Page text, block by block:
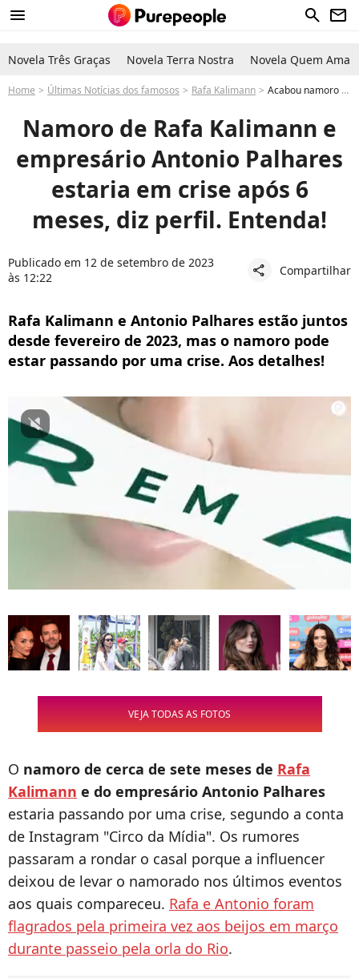
menu search newsletter
Novela Três Graças Novela Terra Nostra Novela Quem Ama
Home Últimas Notícias dos famosos Rafa Kalimann Acabou namoro de Rafa Kalimann e empresário Antonio Palhares? Rumor de crise vem à tona. Entenda!
Namoro de Rafa Kalimann e
empresário Antonio Palhares
estaria em crise após 6
meses, diz perfil. Entenda!
Publicado em 12 de setembro de 2023
às 12:22
share Compartilhar
Rafa Kalimann e Antonio Palhares estão juntos
desde fevereiro de 2023, mas o namoro pode
estar passando por uma crise. Aos detalhes!
VEJA TODAS AS FOTOS
O namoro de cerca de sete meses de Rafa
Kalimann e do empresário Antonio Palhares
estaria passando por uma crise, segundo a conta
de Instagram "Circo da Mídia". Os rumores
passaram a rondar o casal porque a influencer
deixou de levar o namorado nos últimos eventos
aos quais compareceu. Rafa e Antonio foram
flagrados pela primeira vez aos beijos em março
durante passeio pela orla do Rio.